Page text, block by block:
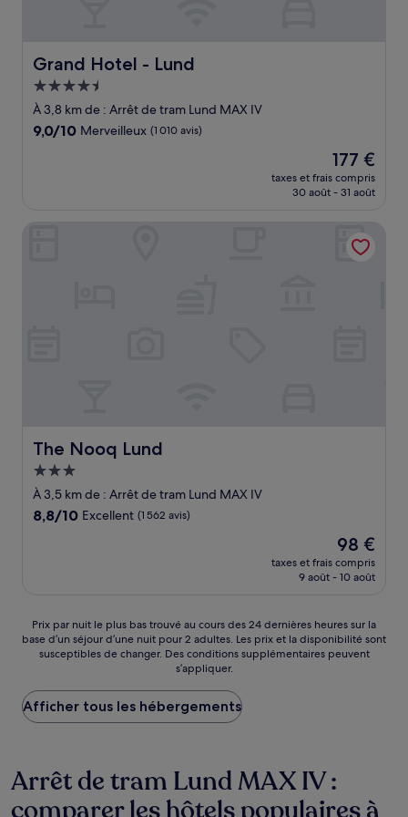
Grand Hotel - Lund
Grand Hotel - Lund
Hébergement
4.5 étoiles
À 3,8 km de : Arrêt de tram Lund MAX IV
9.0
9,0/10 Merveilleux (1 010 avis)
Le
nouveau
prix
de
177 €
177 €
taxes et frais compris
30 août - 31 août
The Nooq Lund
The Nooq Lund
Hébergement
3.0 étoiles
À 3,5 km de : Arrêt de tram Lund MAX IV
8.8
8,8/10 Excellent (1 562 avis)
Le
nouveau
prix
98 €
98 €
taxes et frais compris
9 août - 10 août
Prix
par
nuit
plus
bas
trouvé
des
24 dernières
heures
Prix par nuit le plus bas trouvé au cours des 24 dernières heures sur la
base d’un séjour d’une nuit pour 2 adultes. Les prix et la disponibilité sont
susceptibles de changer. Des conditions supplémentaires peuvent
s’appliquer.
Afficher tous les hébergements
Arrêt de tram Lund MAX IV :